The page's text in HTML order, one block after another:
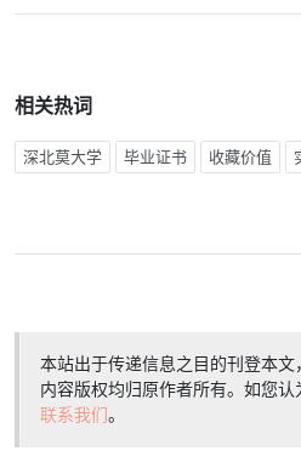
相关热词
深北莫大学 毕业证书 收藏价值
本站出于传递信息之目的刊登本文
内容版权均归原作者所有。如您
联系我们。